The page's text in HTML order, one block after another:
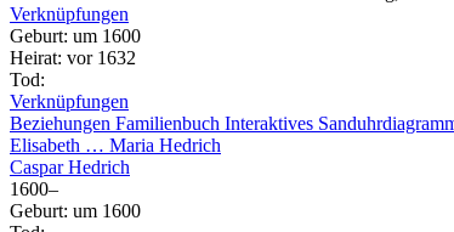
Verknüpfungen
Geburt: um 1600
Heirat: vor 1632
Tod:
Verknüpfungen
Beziehungen Familienbuch Interaktives
Elisabeth … Maria Hedrich
CasparHedrich
1600–
Geburt: um 1600